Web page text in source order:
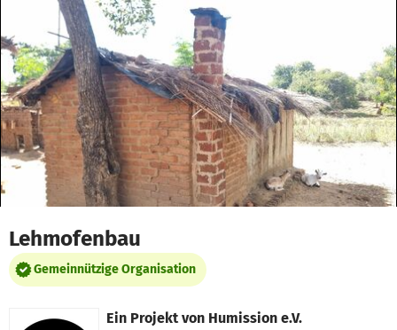
Zum Hauptinhalt springen
Erklärung zur Barrierefreiheit anzeigen
Lehmofenbau
Gemeinnützige Organisation
Ein Projekt von Humission e.V.